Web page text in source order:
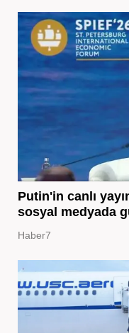
Putin'in canlı
sosyal medyada
Haber7